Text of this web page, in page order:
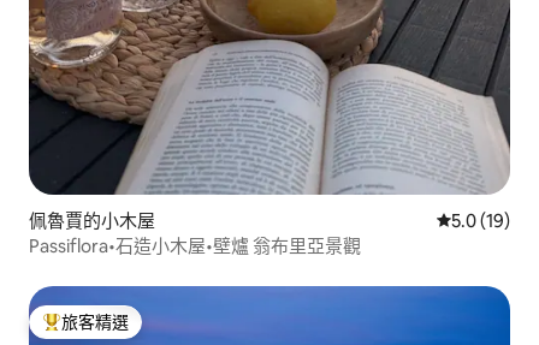
佩魯賈的小木屋 從 19 則評
5.0 (19)
Passiflora•石造小木屋•壁爐 翁布里亞景觀
旅客精選榜首
旅客精選